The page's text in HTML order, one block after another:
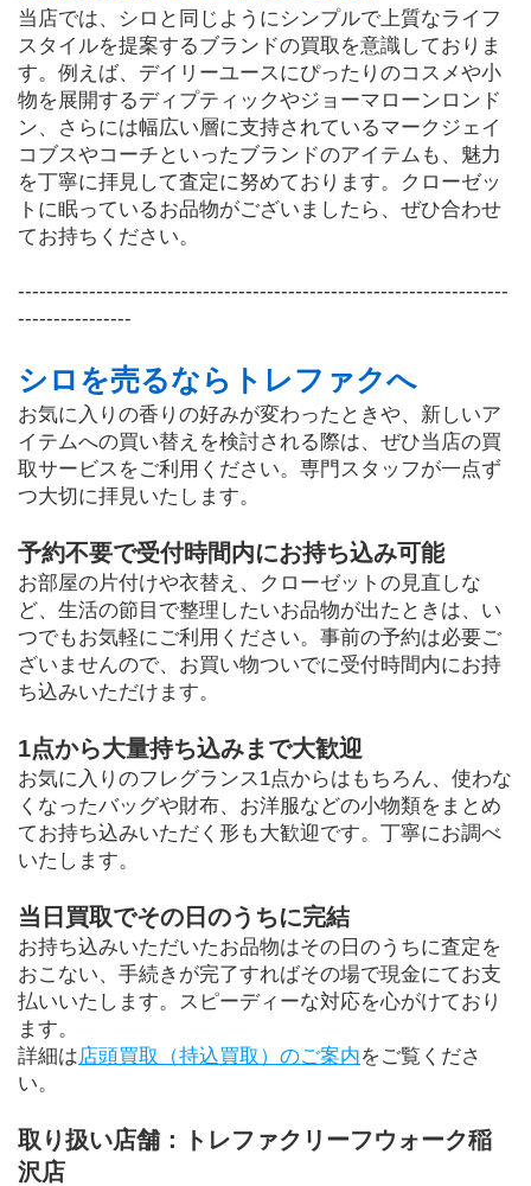
当店では、シロと同じようにシンプルで上質なライフ
スタイルを提案するブランドの買取を意識しておりま
す。例えば、デイリーユースにぴったりのコスメや小
物を展開するディプティックやジョーマローンロンド
ン、さらには幅広い層に支持されているマークジェイ
コブスやコーチといったブランドのアイテムも、魅力
を丁寧に拝見して査定に努めております。クローゼッ
トに眠っているお品物がございましたら、ぜひ合わせ
てお持ちください。
---------------------------------------------------------------------
----------------
シロを売るならトレファクへ
お気に入りの香りの好みが変わったときや、新しいア
イテムへの買い替えを検討される際は、ぜひ当店の買
取サービスをご利用ください。専門スタッフが一点ず
つ大切に拝見いたします。
予約不要で受付時間内にお持ち込み可能
お部屋の片付けや衣替え、クローゼットの見直しな
ど、生活の節目で整理したいお品物が出たときは、い
つでもお気軽にご利用ください。事前の予約は必要ご
ざいませんので、お買い物ついでに受付時間内にお持
ち込みいただけます。
1点から大量持ち込みまで大歓迎
お気に入りのフレグランス1点からはもちろん、使わな
くなったバッグや財布、お洋服などの小物類をまとめ
てお持ち込みいただく形も大歓迎です。丁寧にお調べ
いたします。
当日買取でその日のうちに完結
お持ち込みいただいたお品物はその日のうちに査定を
おこない、手続きが完了すればその場で現金にてお支
払いいたします。スピーディーな対応を心がけており
ます。
詳細は店頭買取（持込買取）のご案内をご覧くださ
い。
取り扱い店舗：トレファクリーフウォーク稲
沢店